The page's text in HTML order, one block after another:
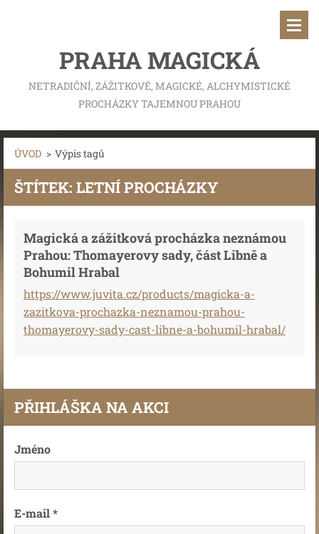
PRAHA MAGICKÁ
NETRADIČNÍ, ZÁŽITKOVÉ, MAGICKÉ, ALCHYMISTICKÉ
PROCHÁZKY TAJEMNOU PRAHOU
ÚVOD > Výpis tagů
ŠTÍTEK: LETNÍ PROCHÁZKY
Magická a zážitková procházka neznámou
Prahou: Thomayerovy sady, část Libně a
Bohumil Hrabal
https://www.juvita.cz/products/magicka-a-
zazitkova-prochazka-neznamou-prahou-
thomayerovy-sady-cast-libne-a-bohumil-hrabal/
PŘIHLÁŠKA NA AKCI
Jméno
E-mail *